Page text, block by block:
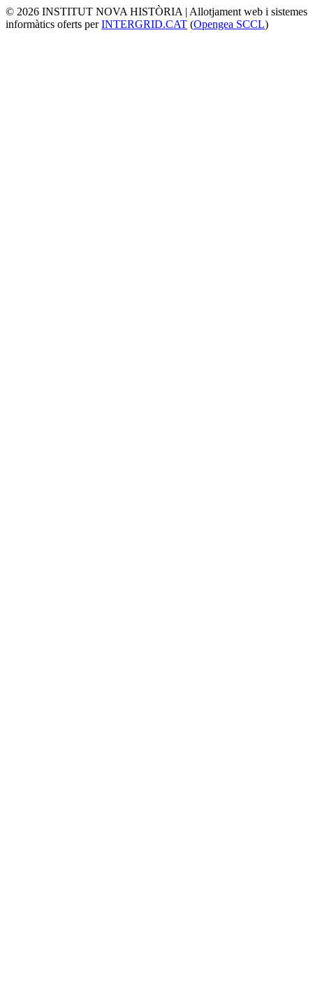
© 2026 INSTITUT NOVA HISTÒRIA | Allotjament web i sistemes
informàtics oferts perINTERGRID.CAT (Opengea SCCL)